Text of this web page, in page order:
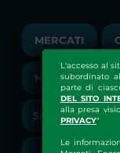
L'accesso al
subordinato
parte di
DEL SITO
alla presa
PRIVACY"
Le
MERCATI
MGP
SDAC